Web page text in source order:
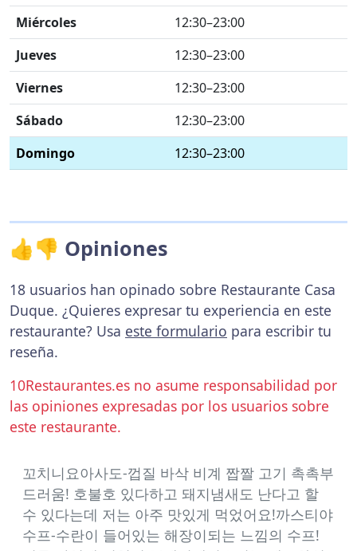
Miércoles
12:30–23:00
Jueves
12:30–23:00
Viernes
12:30–23:00
Sábado
12:30–23:00
Domingo
12:30–23:00
👍👎 Opiniones
18 usuarios han opinado sobre Restaurante Casa
Duque. ¿Quieres expresar tu experiencia en este
restaurante? Usa este formulario para escribir tu
reseña.
10Restaurantes.es no asume responsabilidad por
las opiniones expresadas por los usuarios sobre
este restaurante.
꼬치니요아사도-껍질 바삭 비계 짭짤 고기 촉촉부
드러움! 호불호 있다하고 돼지냄새도 난다고 할
수 있다는데 저는 아주 맛있게 먹었어요!까스티야
수프-수란이 들어있는 해장이되는 느낌의 수프!